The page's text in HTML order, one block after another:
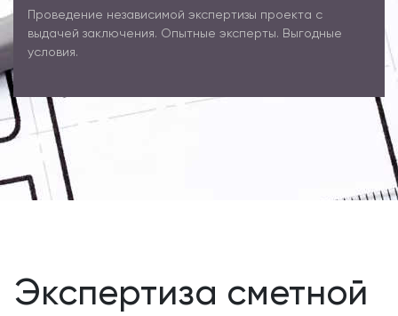
Проведение независимой экспертизы проекта с
выдачей заключения. Опытные эксперты. Выгодные
условия.
Экспертиза сметной